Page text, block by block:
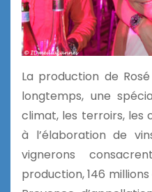
La production de
longtemps, une
climat, les terroirs, les
à l’élaboration de
vignerons
production, 146